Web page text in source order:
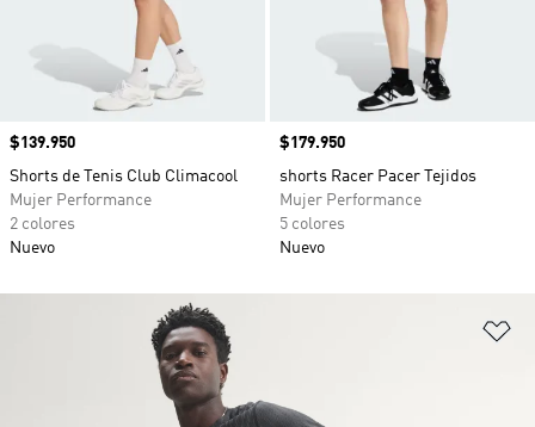
Precio
$139.950
Shorts de Tenis Club Climacool
Mujer Performance
2 colores
Nuevo
Precio
$179.950
shorts Racer Pacer Tejidos
Mujer Performance
5 colores
Nuevo